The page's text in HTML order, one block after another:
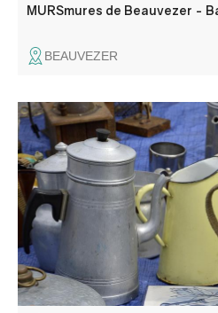
MURSmures de Beauvezer -
BEAUVEZER
Vide grenier, concert et atelier
charmant petit village